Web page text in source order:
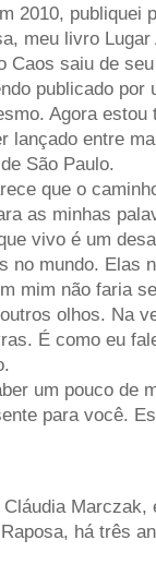
2010, publiquei
meu livro
saiu de
publicado por
Agora estou
lançado entre
São Paulo.
que o
as minhas
vivo é um
no mundo. Elas
mim não faria
olhos. Na
É como eu
um pouco de
para você.
Marczak,
há três